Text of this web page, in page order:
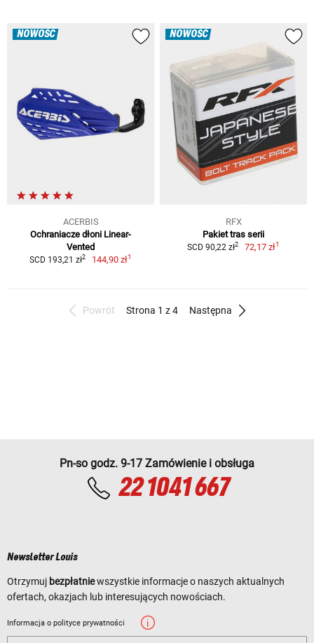
NOWOŚĆ
ACERBIS
Ochraniacze dłoni Linear-
Vented
SCD 193,21 zł2 144,90 zł1
NOWOŚĆ
RFX
Pakiet tras serii
SCD 90,22 zł2 72,17 zł1
Powrót Strona 1 z 4 Następna
Pn-so godz. 9-17 Zamówienie i obsługa
22 1041 667
Newsletter Louis
Otrzymuj bezpłatniewszystkie informacje o naszych aktualnych
ofertach, okazjach lub interesujących nowościach.
Informacja o polityce prywatności